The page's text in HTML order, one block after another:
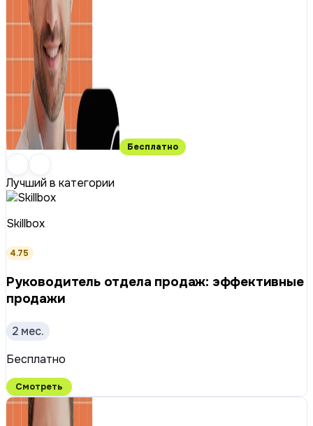
Бесплатно
Лучший в категории
Skillbox
4.75
Руководитель отдела продаж: эффективные
продажи
2 мес.
Бесплатно
Смотреть